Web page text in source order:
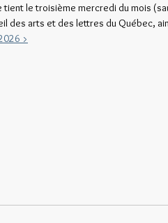
tient le troisième mercredi du mois
des arts et des lettres du Québec,
>